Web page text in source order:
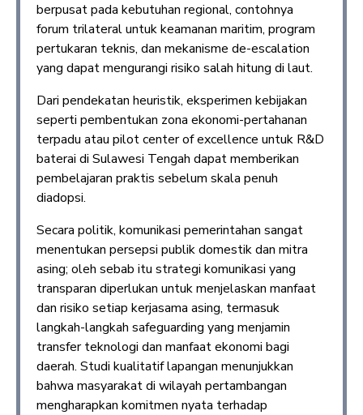
berpusat pada kebutuhan regional, contohnya
forum trilateral untuk keamanan maritim, program
pertukaran teknis, dan mekanisme de-escalation
yang dapat mengurangi risiko salah hitung di laut.
Dari pendekatan heuristik, eksperimen kebijakan
seperti pembentukan zona ekonomi-pertahanan
terpadu atau pilot center of excellence untuk R&D
baterai di Sulawesi Tengah dapat memberikan
pembelajaran praktis sebelum skala penuh
diadopsi.
Secara politik, komunikasi pemerintahan sangat
menentukan persepsi publik domestik dan mitra
asing; oleh sebab itu strategi komunikasi yang
transparan diperlukan untuk menjelaskan manfaat
dan risiko setiap kerjasama asing, termasuk
langkah-langkah safeguarding yang menjamin
transfer teknologi dan manfaat ekonomi bagi
daerah. Studi kualitatif lapangan menunjukkan
bahwa masyarakat di wilayah pertambangan
mengharapkan komitmen nyata terhadap